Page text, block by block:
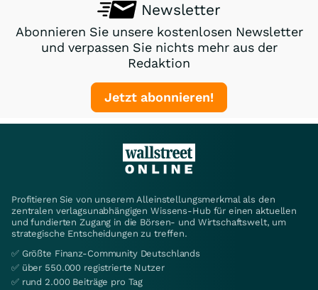
Newsletter
Abonnieren Sie unsere kostenlosen Newsletter
und verpassen Sie nichts mehr aus der
Redaktion
Jetzt abonnieren!
Profitieren Sie von unserem Alleinstellungsmerkmal als den
zentralen verlagsunabhängigen Wissens-Hub für einen aktuellen
und fundierten Zugang in die Börsen- und Wirtschaftswelt, um
strategische Entscheidungen zu treffen.
✅ Größte Finanz-Community Deutschlands
✅ über 550.000 registrierte Nutzer
✅ rund 2.000 Beiträge pro Tag